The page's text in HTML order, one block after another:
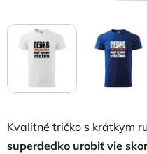
Kvalitné tričko s krátkym
superdedko urobiť vie